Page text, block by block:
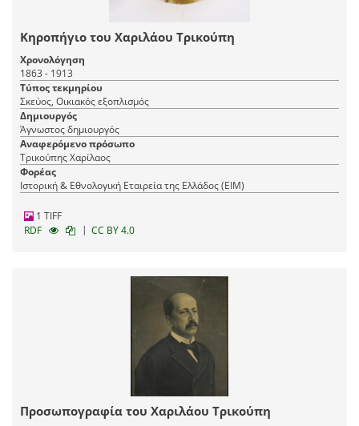
Κηροπήγιο του Χαριλάου Τρικούπη
Χρονολόγηση
1863 - 1913
Τύπος τεκμηρίου
Σκεύος, Οικιακός εξοπλισμός
Δημιουργός
Άγνωστος δημιουργός
Αναφερόμενο πρόσωπο
Τρικούπης Χαρίλαος
Φορέας
Ιστορική & Εθνολογική Εταιρεία της Ελλάδος (EIM)
1 TIFF
RDF
| CC BY 4.0
Προσωπογραφία του Χαριλάου Τρικούπη